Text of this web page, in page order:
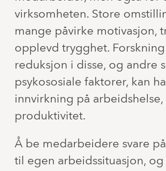
virksomheten. Store
mange påvirke motivasjon,
opplevd trygghet.
reduksjon i disse, og andre
psykososiale faktorer, kan
innvirkning på
produktivitet.
Å be medarbeidere svare
til egen arbeidssituasjon,